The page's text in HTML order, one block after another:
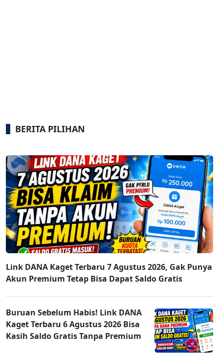
BERITA PILIHAN
Link DANA Kaget Terbaru 7 Agustus 2026, Gak Punya
Akun Premium Tetap Bisa Dapat Saldo Gratis
Buruan Sebelum Habis! Link DANA
Kaget Terbaru 6 Agustus 2026 Bisa
Kasih Saldo Gratis Tanpa Premium